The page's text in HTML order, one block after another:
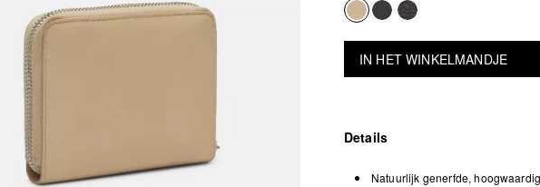
IN HET WINKELMANDJE
Details
Natuurlijk generfde,